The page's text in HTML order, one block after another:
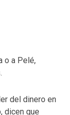
o a Pelé,
del dinero en
dicen que